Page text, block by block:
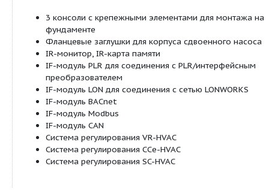
Ручное управление
Настройка требуемого перепада давления
Настройка частоты вращения (ручное
Настройка режимов работы
Регулировка момента ВКЛ./ВЫКЛ. насоса
Настройка всех рабочих параметров
Квитирование ошибок
Внешнее управление
Управляющий вход «Выкл. по приоритету»
Управляющий вход «Внешняя смена
только в режиме работы сдвоенного насоса)